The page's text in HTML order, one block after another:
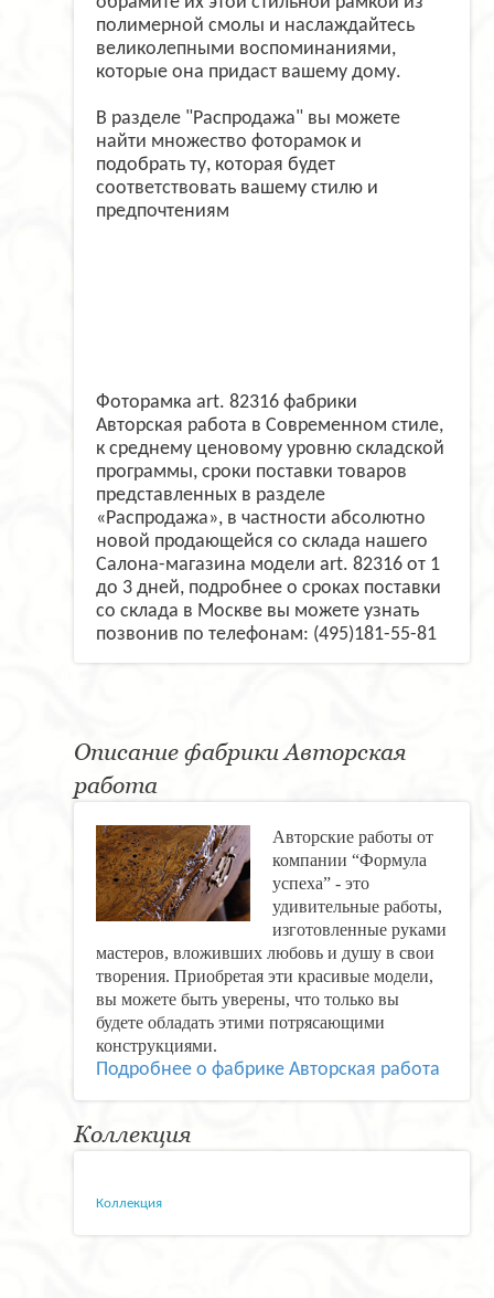
полимерной смолы и наслаждайтесь
великолепными воспоминаниями,
которые она придаст вашему дому.
В разделе "Распродажа" вы можете
найти множество фоторамок и
подобрать ту, которая будет
соответствовать вашему стилю и
предпочтениям
Фоторамка art. 82316 фабрики
Авторская работа в Современном стиле,
к среднему ценовому уровню складской
программы, сроки поставки товаров
представленных в разделе
«Распродажа», в частности абсолютно
новой продающейся со склада нашего
Салона-магазина модели art. 82316 от 1
до 3 дней, подробнее о сроках поставки
со склада в Москве вы можете узнать
позвонив по телефонам: (495)181-55-81
Описание фабрики Авторская
работа
Авторские работы от
компании “Формула
успеха” - это
удивительные работы,
изготовленные руками
мастеров, вложивших любовь и душу в свои
творения. Приобретая эти красивые модели,
вы можете быть уверены, что только вы
будете обладать этими потрясающими
конструкциями.
Подробнее о фабрике Авторская работа
Коллекция
Коллекция